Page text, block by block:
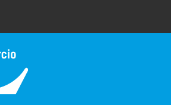
di Genova